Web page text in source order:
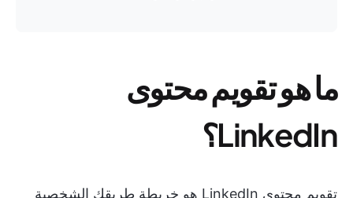
ما هو تقويم محتوى
LinkedIn؟
تقويم محتوى LinkedIn هو خريطة طريقك الشخصية